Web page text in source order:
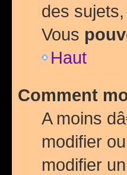
des
Vous
Haut
Comment
A moins
modifier
modifier